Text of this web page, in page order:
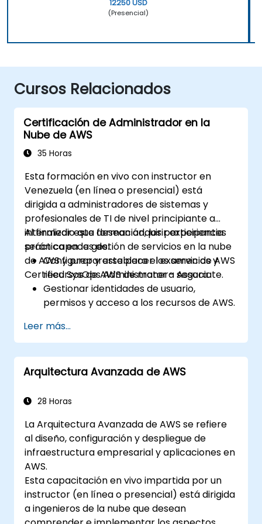
12250 USD
(Presencial)
Cursos Relacionados
Certificación de Administrador en la
Nube de AWS
35 Horas
Esta formación en vivo con instructor en
Venezuela (en línea o presencial) está
dirigida a administradores de sistemas y
profesionales de TI de nivel principiante a
intermedio que desean adquirir experiencia
práctica en la gestión de servicios en la nube
de AWS y prepararse para el examen de AWS
Certified SysOps Administrator - Associate.
Al finalizar esta formación, los participantes
serán capaces de:
Configurar y establecer los servicios y
recursos de AWS de manera segura.
Gestionar identidades de usuario,
permisos y acceso a los recursos de AWS.
escalables, altamente disponibles y
tolerantes a fallos en AWS.
Implementar y gestionar el flujo de datos
hacia y desde AWS.
para garantizar un funcionamiento
Leer más...
Arquitectura Avanzada de AWS
28 Horas
La Arquitectura Avanzada de AWS se refiere
al diseño, configuración y despliegue de
infraestructura empresarial y aplicaciones en
AWS.
Esta capacitación en vivo impartida por un
instructor (en línea o presencial) está dirigida
a ingenieros de la nube que desean